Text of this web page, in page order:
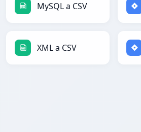
MySQL a CSV
XML a CSV